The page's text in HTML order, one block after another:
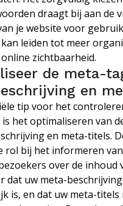
draagt bij aan de
je website voor
leiden tot meer
zichtbaarheid.
de meta-
en
tip voor het
het optimaliseren van
en meta-titels.
rol bij het informeren
over de inhoud
dat uw meta-
is, en dat uw meta-